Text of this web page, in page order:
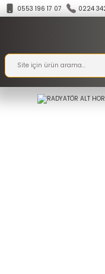
0553 196 17 07 0224